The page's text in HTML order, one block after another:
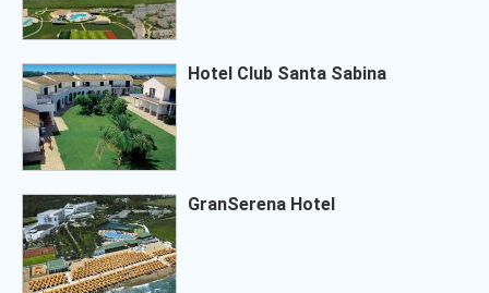
Hotel Club Santa Sabina
GranSerena Hotel